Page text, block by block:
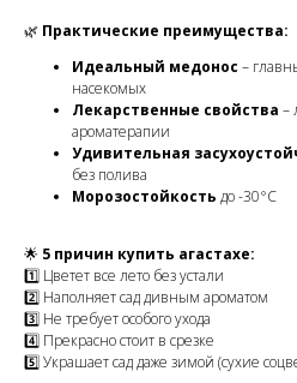
🌿 Практические преимущества:
Идеальный медонос –
насекомых
Лекарственные свойства –
ароматерапии
Удивительная
без полива
Морозостойкость до -30°C
🌟 5 причин купить агастахе:
1️⃣ Цветет все лето без устали
2️⃣ Наполняет сад дивным ароматом
3️⃣ Не требует особого ухода
4️⃣ Прекрасно стоит в срезке
5️⃣ Украшает сад даже зимой (сухие